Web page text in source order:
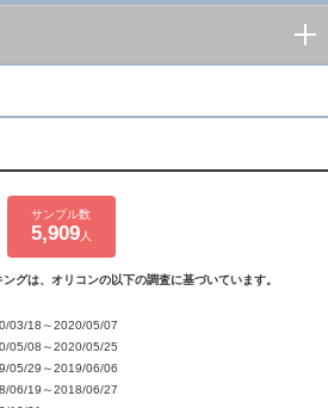
サンプル数
5,909人
グは、オリコンの以下の調査に基づいています。
03/18～2020/05/07
05/08～2020/05/25
05/29～2019/06/06
06/19～2018/06/27